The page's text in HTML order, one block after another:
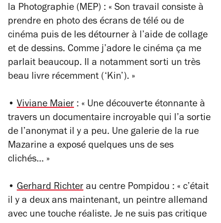
la Photographie (MEP) : « Son travail consiste à
prendre en photo des écrans de télé ou de
cinéma puis de les détourner à l’aide de collage
et de dessins. Comme j’adore le cinéma ça me
parlait beaucoup. Il a notamment sorti un très
beau livre récemment (‘Kin’). »
• Viviane Maier : « Une découverte étonnante à
travers un documentaire incroyable qui l’a sortie
de l’anonymat il y a peu. Une galerie de la rue
Mazarine a exposé quelques uns de ses
clichés… »
• Gerhard Richter au centre Pompidou : « c’était
il y a deux ans maintenant, un peintre allemand
avec une touche réaliste. Je ne suis pas critique